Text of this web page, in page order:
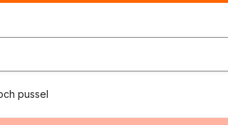
pussel